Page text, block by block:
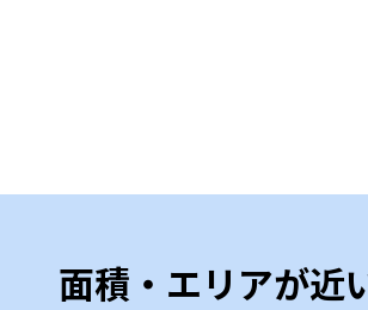
面積・エリアが近